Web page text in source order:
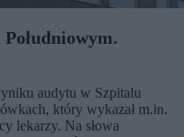
audytu w Szpitalu
który wykazał m.in.
lekarzy. Na słowa